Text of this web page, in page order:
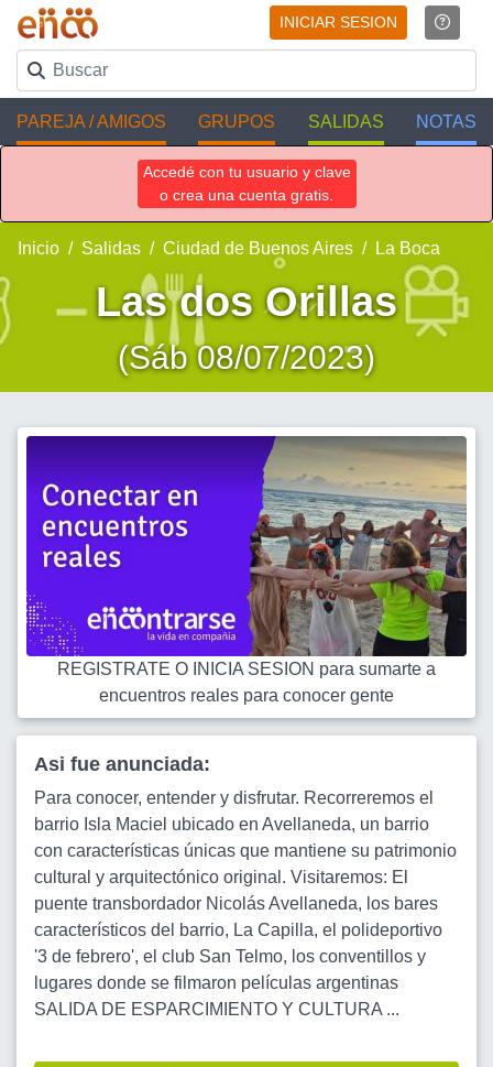
INICIAR SESION
PAREJA / AMIGOS GRUPOS SALIDAS NOTAS
Accedé con tu usuario y clave
o crea una cuenta gratis.
Inicio Salidas Ciudad de Buenos Aires La Boca
Las dos Orillas
(Sáb 08/07/2023)
REGISTRATE O INICIA SESION para sumarte a
encuentros reales para conocer gente
Asi fue anunciada:
Para conocer, entender y disfrutar. Recorreremos el
barrio Isla Maciel ubicado en Avellaneda, un barrio
con características únicas que mantiene su patrimonio
cultural y arquitectónico original. Visitaremos: El
puente transbordador Nicolás Avellaneda, los bares
característicos del barrio, La Capilla, el polideportivo
'3 de febrero', el club San Telmo, los conventillos y
lugares donde se filmaron películas argentinas
SALIDA DE ESPARCIMIENTO Y CULTURA ...